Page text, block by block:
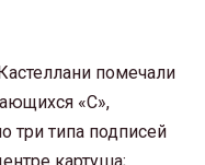
помечали
«С»,
три типа подписей